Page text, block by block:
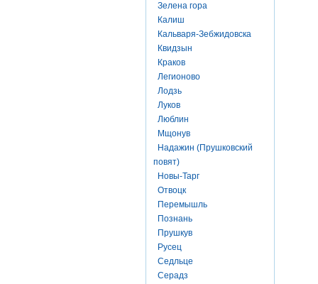
Зелена гора
Калиш
Кальваря-Зебжидовска
Квидзын
Краков
Легионово
Лодзь
Луков
Люблин
Мщонув
Надажин (Прушковский
повят)
Новы-Тарг
Отвоцк
Перемышль
Познань
Прушкув
Русец
Седльце
Серадз